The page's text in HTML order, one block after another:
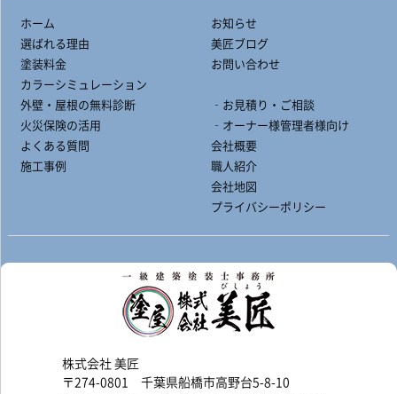
ホーム
選ばれる理由
塗装料金
カラーシミュレーション
外壁・屋根の無料診断
火災保険の活用
よくある質問
施工事例
お知らせ
美匠ブログ
お問い合わせ
‐お見積り・ご相談
‐オーナー様管理者様向け
会社概要
職人紹介
会社地図
プライバシーポリシー
株式会社 美匠
〒274-0801 千葉県船橋市高野台5-8-10